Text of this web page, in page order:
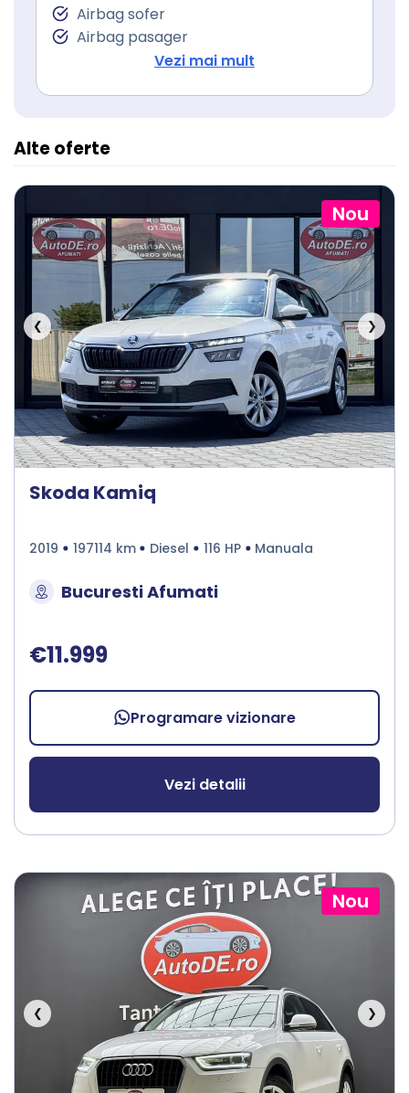
Airbag sofer
Airbag pasager
Isofix (puncte de prindere a scaunului
Vezi mai mult
Alte oferte
Nou
❮ ❯
Skoda Kamiq
2019 197114 km Diesel 116 HP Manuala
Bucuresti Afumati
€11.999
Programare vizionare
Vezi detalii
Nou
❮ ❯